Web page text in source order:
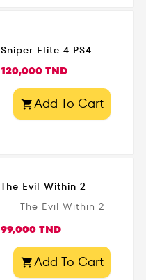
Sniper Elite 4 PS4
Prix
120,000 TND
Add To Cart
The Evil Within 2
The Evil Within 2
Prix
99,000 TND
Add To Cart